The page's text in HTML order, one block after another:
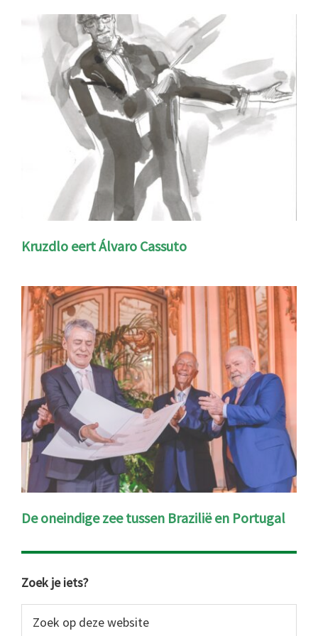
Kruzdlo eert Álvaro Cassuto
De oneindige zee tussen Brazilië en Portugal
Primaire
Sidebar
Zoek je iets?
op